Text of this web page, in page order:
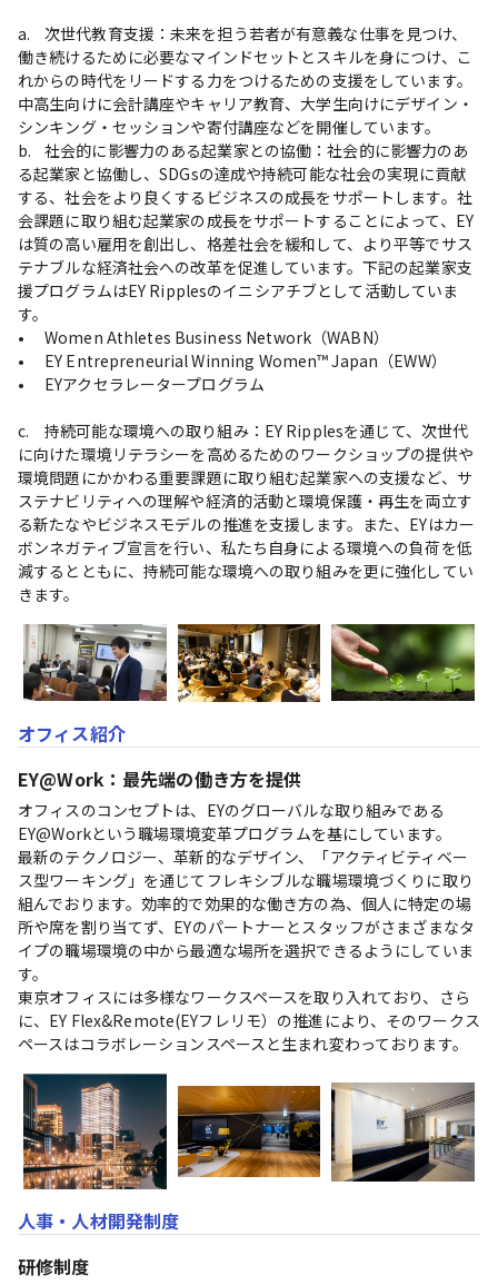
a.	次世代教育支援：未来を担う若者が有意義な仕事を見つけ、
働き続けるために必要なマインドセットとスキルを身につけ、こ
れからの時代をリードする力をつけるための支援をしています。
中高生向けに会計講座やキャリア教育、大学生向けにデザイン・
シンキング・セッションや寄付講座などを開催しています。
b.	社会的に影響力のある起業家との協働：社会的に影響力のあ
る起業家と協働し、SDGsの達成や持続可能な社会の実現に貢献
する、社会をより良くするビジネスの成長をサポートします。社
会課題に取り組む起業家の成長をサポートすることによって、EY
は質の高い雇用を創出し、格差社会を緩和して、より平等でサス
テナブルな経済社会への改革を促進しています。下記の起業家支
援プログラムはEY Ripplesのイニシアチブとして活動していま
す。
•	Women Athletes Business Network（WABN）
•	EY Entrepreneurial Winning Women™ Japan（EWW）
•	EYアクセラレータープログラム
c.	持続可能な環境への取り組み：EY Ripplesを通じて、次世代
に向けた環境リテラシーを高めるためのワークショップの提供や
環境問題にかかわる重要課題に取り組む起業家への支援など、サ
ステナビリティへの理解や経済的活動と環境保護・再生を両立す
る新たなやビジネスモデルの推進を支援します。また、EYはカー
ボンネガティブ宣言を行い、私たち自身による環境への負荷を低
減するとともに、持続可能な環境への取り組みを更に強化してい
きます。
オフィス紹介
EY@Work：最先端の働き方を提供
オフィスのコンセプトは、EYのグローバルな取り組みである
EY@Workという職場環境変革プログラムを基にしています。
最新のテクノロジー、革新的なデザイン、「アクティビティベー
ス型ワーキング」を通じてフレキシブルな職場環境づくりに取り
組んでおります。効率的で効果的な働き方の為、個人に特定の場
所や席を割り当てず、EYのパートナーとスタッフがさまざまなタ
イプの職場環境の中から最適な場所を選択できるようにしていま
す。
東京オフィスには多様なワークスペースを取り入れており、さら
に、EY Flex&Remote(EYフレリモ）の推進により、そのワークス
ペースはコラボレーションスペースと生まれ変わっております。
人事・人材開発制度
研修制度